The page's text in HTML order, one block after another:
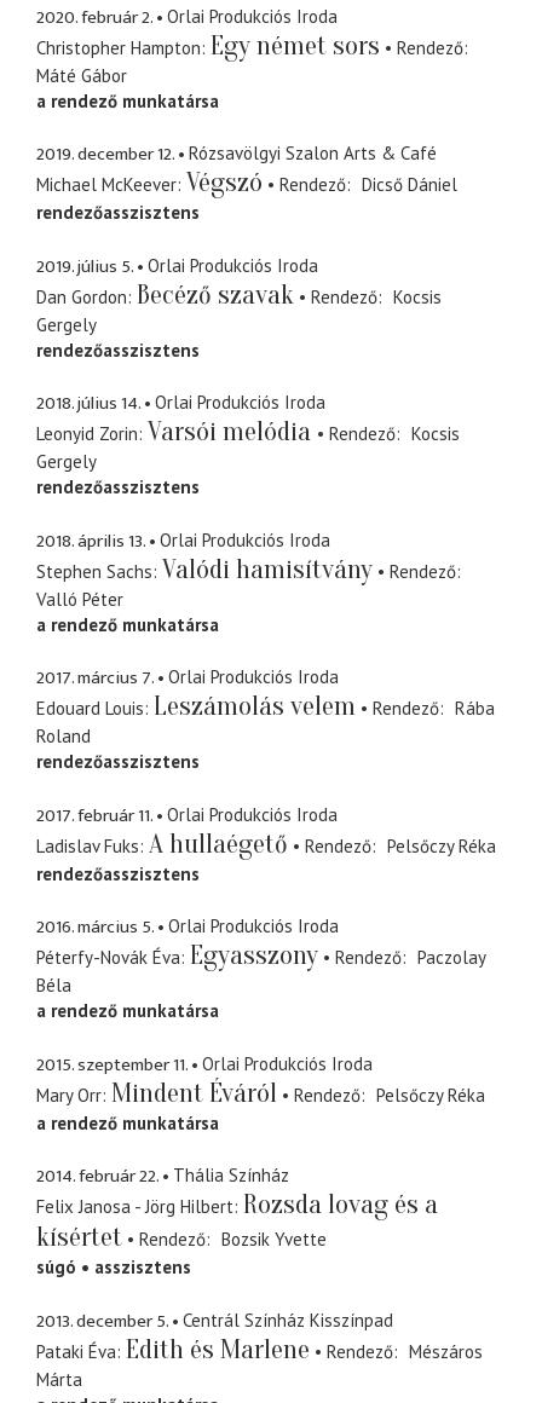
2020. február 2.
Orlai Produkciós Iroda
Christopher Hampton Egy német sors
Rendező
Máté Gábor
a rendező munkatársa
2019. december 12.
Rózsavölgyi Szalon Arts & Café
Michael McKeever Végszó Rendező
Dicső Dániel
rendezőasszisztens
2019. július 5.
Orlai Produkciós Iroda
Dan Gordon Becéző szavak Rendező
Kocsis
Gergely
rendezőasszisztens
2018. július 14.
Orlai Produkciós Iroda
Leonyid Zorin Varsói melódia Rendező
Kocsis
Gergely
rendezőasszisztens
2018. április 13.
Orlai Produkciós Iroda
Stephen Sachs Valódi hamisítvány
Rendező
Valló Péter
a rendező munkatársa
2017. március 7.
Orlai Produkciós Iroda
Edouard Louis Leszámolás velem Rendező
Rába
Roland
rendezőasszisztens
2017. február 11.
Orlai Produkciós Iroda
Ladislav Fuks A hullaégető Rendező
Pelsőczy Réka
rendezőasszisztens
2016. március 5.
Orlai Produkciós Iroda
Péterfy-Novák Éva Egyasszony Rendező
Paczolay
Béla
a rendező munkatársa
2015. szeptember 11.
Orlai Produkciós Iroda
Mary Orr Mindent Éváról Rendező
Pelsőczy Réka
a rendező munkatársa
2014. február 22.
Thália Színház
Felix Janosa - Jörg Hilbert Rozsda lovag és a
kísértet
Rendező
Bozsik Yvette
súgó
asszisztens
2013. december 5.
Centrál Színház Kisszínpad
Pataki Éva Edith és Marlene Rendező
Mészáros
Márta